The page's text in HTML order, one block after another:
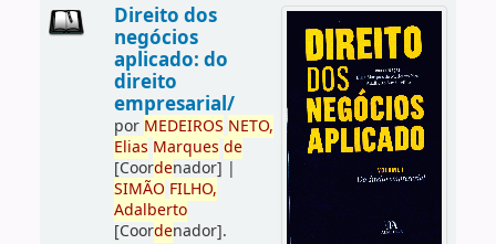
Direito dos
negócios
aplicado: do
direito
empresarial/
por MEDEIROS NETO,
Elias Marques de
[Coordenador] |
SIMÃO FILHO,
Adalberto
[Coordenador].